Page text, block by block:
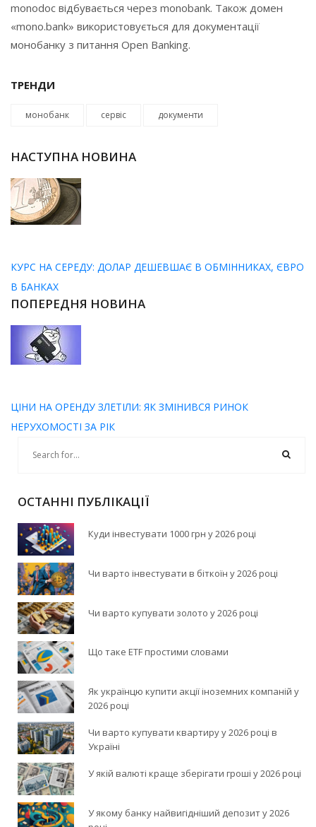
monodoc відбувається через monobank. Також домен
«mono.bank» використовується для документації
монобанку з питання Open Banking.
ТРЕНДИ
монобанк сервіс документи
НАСТУПНА НОВИНА
КУРС НА СЕРЕДУ: ДОЛАР ДЕШЕВШАЄ В ОБМІННИКАХ, ЄВРО
В БАНКАХ
ПОПЕРЕДНЯ НОВИНА
ЦІНИ НА ОРЕНДУ ЗЛЕТІЛИ: ЯК ЗМІНИВСЯ РИНОК
НЕРУХОМОСТІ ЗА РІК
ОСТАННІ ПУБЛІКАЦІЇ
Куди інвестувати 1000 грн у 2026 році
Чи варто інвестувати в біткоїн у 2026 році
Чи варто купувати золото у 2026 році
Що таке ETF простими словами
Як українцю купити акції іноземних компаній у
2026 році
Чи варто купувати квартиру у 2026 році в
Україні
У якій валюті краще зберігати гроші у 2026 році
У якому банку найвигідніший депозит у 2026